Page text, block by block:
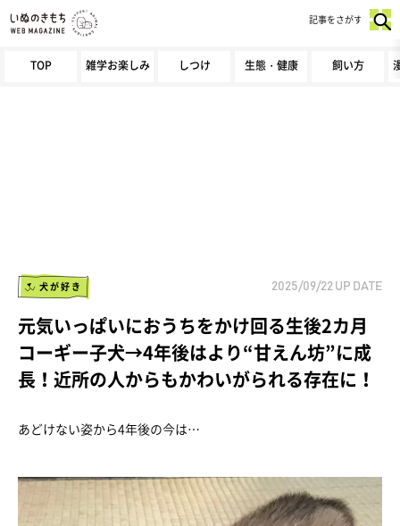
TOP 雑学お楽しみ しつけ 生態・健康 飼い方
記事をさがす
犬が好き 2025/09/22 UP DATE
元気いっぱいにおうちをかけ回る生後2カ月
コーギー子犬→4年後はより“甘えん坊”に成
長！近所の人からもかわいがられる存在に！
あどけない姿から4年後の今は…